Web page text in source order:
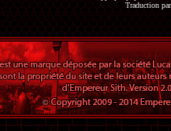
Traduction par